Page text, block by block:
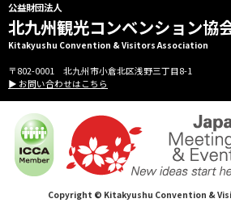
公益財団法人
北九州観光コンベンション協
Kitakyushu Convention & Visitors Association
〒802-0001 北九州市小倉北区浅野三丁目8-1
▶ お問い合わせはこちら
Copyright © Kitakyushu Convention &